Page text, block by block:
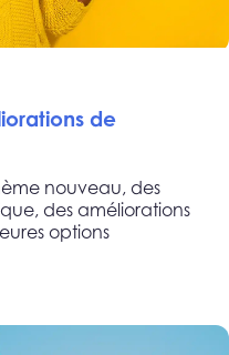
de
nouveau, des
des améliorations
options